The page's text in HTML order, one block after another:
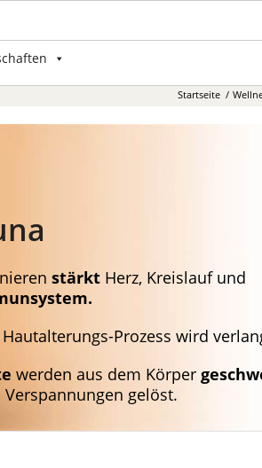
Startseite /
stärktHerz, Kreislauf und
Prozess wird
werden aus dem Körper
Verspannungen gelöst.